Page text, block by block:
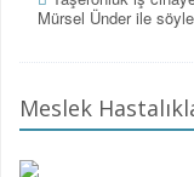
Mürsel Ünder ile
Meslek